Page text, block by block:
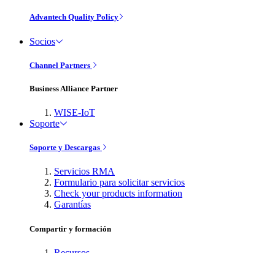
Advantech Quality Policy
Socios
Channel Partners
Business Alliance Partner
WISE-IoT
Soporte
Soporte y Descargas
Servicios RMA
Formulario para solicitar servicios
Check your products information
Garantías
Compartir y formación